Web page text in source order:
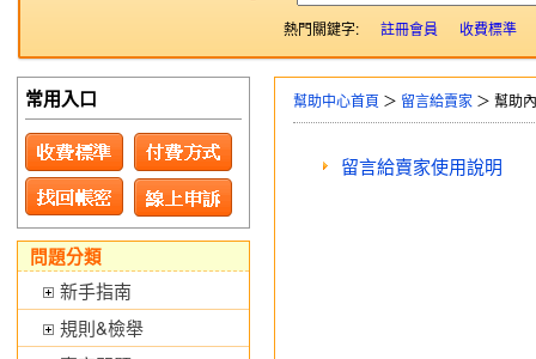
熱門關鍵字: 註冊會員 收費標準
幫助中心首頁 ＞ 留言給賣家 ＞ 幫助
留言給賣家使用說明
常用入口
問題分類
新手指南
規則&檢舉